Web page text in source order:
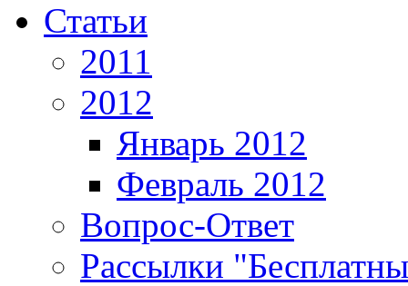
Статьи
2011
2012
Январь 2012
Февраль 2012
Вопрос-Ответ
Рассылки